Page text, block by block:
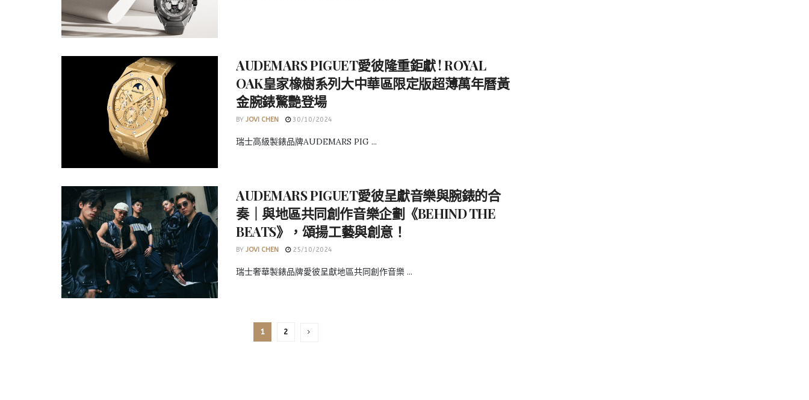
AUDEMARS PIGUET愛彼隆重鉅獻 ! ROYAL
OAK皇家橡樹系列大中華區限定版超薄萬年曆黃
金腕錶驚艷登場
BY JOVI CHEN 30/10/2024
瑞士高級製錶品牌AUDEMARS PIG ...
AUDEMARS PIGUET愛彼呈獻音樂與腕錶的合
奏｜與地區共同創作音樂企劃《BEHIND THE
BEATS》，頌揚工藝與創意！
BY JOVI CHEN 25/10/2024
瑞士奢華製錶品牌愛彼呈獻地區共同創作音樂 ...
1 2